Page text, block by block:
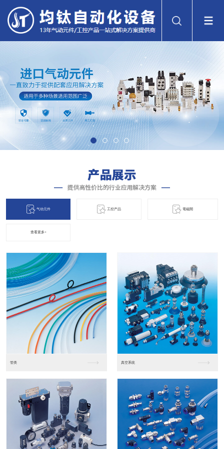
气动元件 工控产品 電磁閞
查看更多+
进口松下PLC2 进口松下PLC